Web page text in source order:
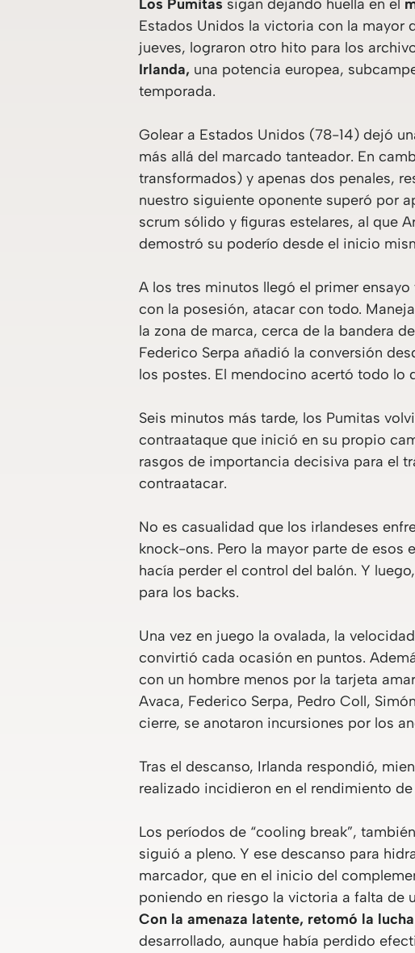
Los Pumitas sigan dejando huella en el
Estados Unidos la victoria con la mayor
jueves, lograron otro hito para los
Irlanda, una potencia europea,
temporada.
Golear a Estados Unidos (78-14) dejó
más allá del marcado tanteador. En
transformados) y apenas dos penales,
nuestro siguiente oponente superó por
scrum sólido y figuras estelares, al que
demostró su poderío desde el inicio
A los tres minutos llegó el primer
con la posesión, atacar con todo.
la zona de marca, cerca de la bandera
Federico Serpa añadió la conversión
los postes. El mendocino acertó todo lo
Seis minutos más tarde, los Pumitas
contraataque que inició en su propio
rasgos de importancia decisiva para el
contraatacar.
No es casualidad que los irlandeses
knock-ons. Pero la mayor parte de esos
hacía perder el control del balón. Y
para los backs.
Una vez en juego la ovalada, la
convirtió cada ocasión en puntos.
con un hombre menos por la tarjeta
Avaca, Federico Serpa, Pedro Coll,
cierre, se anotaron incursiones por los
Tras el descanso, Irlanda respondió,
realizado incidieron en el rendimiento
Los períodos de “cooling break”,
siguió a pleno. Y ese descanso para
marcador, que en el inicio del
poniendo en riesgo la victoria a falta de
Con la amenaza latente, retomó la lucha
desarrollado, aunque había perdido